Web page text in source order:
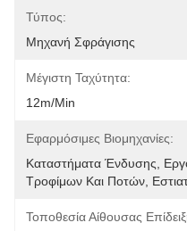
Τύπος:
Μηχανή Σφράγισης
Μέγιστη Ταχύτητα:
12m/min
Εφαρμόσιμες Βιομηχανίες:
Καταστήματα Ένδυσης,
Τροφίμων Και Ποτών,
Τοποθεσία Αίθουσας